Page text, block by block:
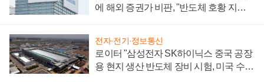
에 해외 증권가 비판, "반도체 호황 지속
전자·전기·정보통신
로이터 "삼성전자 SK하이닉스 중국 공장
용 현지 생산 반도체 장비 시험, 미국 수출